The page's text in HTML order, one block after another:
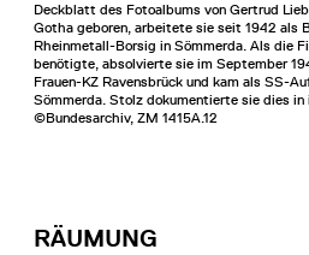
Deckblatt des Fotoalbums von Gertrud
Gotha geboren, arbeitete sie seit 1942 als
Rheinmetall-Borsig in Sömmerda. Als die
benötigte, absolvierte sie im September
Frauen-KZ Ravensbrück und kam als SS-
Sömmerda. Stolz dokumentierte sie dies in
©Bundesarchiv, ZM 1415A.12
RÄUMUNG